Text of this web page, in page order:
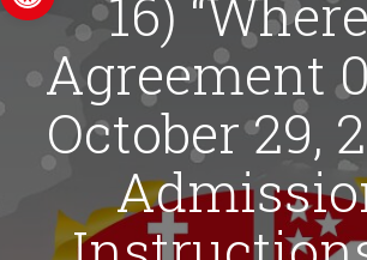
16)
Agreement
October 29,